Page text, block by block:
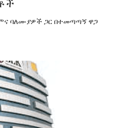
ባለሙያዎች ጋር በተመጣጣኝ ዋጋ